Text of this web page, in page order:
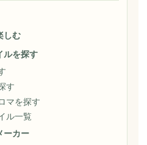
しむ
ルを探す
す
マを探す
ル一覧
ーカー